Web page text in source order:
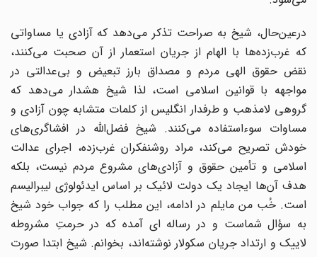
درعین‌حال، شیخ به‌ صراحت تذکر می‌دهد که آزادی یا مساواتی
که غرب‌زده‌ها با الهام از جریان استعمار از آن صحبت می‌کنند،
نقض حقوق الهی مردم و مصداق بارز تبعیض و بی‌عدالتی در
مواجهه با قوانین اسلامی است، لذا شیخ هشدار می‌دهد که
گروهی لامذهب و طرفدار انگلیس از کلمات متشابه چون آزادی و
مساوات سوءاستفاده می‌کنند. شیخ فضل‌الله در افشاگری‌های
خودش تصریح می‌کند، مراد روشنفکران غرب‌زده، اجرای عدالت
اسلامی و تأمین حقوق و آزادی‌های مشروع مردم نیست، بلکه
هدف آن‌ها ایجاد یک دولت لائیک بر اساس ایدئولوژی لیبرالیسم
است. خُب من مایلم در ادامه، این مطلب را که جواب خود شیخ
به سؤال شماست و در رساله ای آمده که در حرمتِ مشروطه
لاییک و ارتداد جریان سکولار نوشته‌اند، بخوانم. شیخ ابتدا صورت‌